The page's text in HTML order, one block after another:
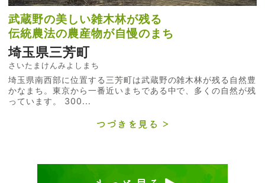
武蔵野の美しい雑木林が残る
伝統農法の農産物が自慢のまち
埼玉県三芳町
さいたまけんみよしまち
埼玉県南西部に位置する三芳町は武蔵野の雑木林が残る自然豊
かなまち。東京から一番近いまちである中で、多くの自然が残
っています。 300...
つづきを見る